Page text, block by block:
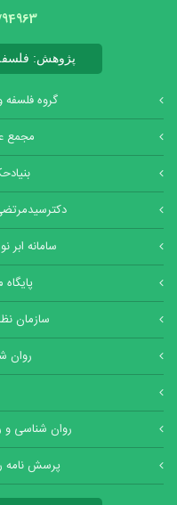
پژوهش:
گروه
مجمع
سامانه ابر
سازمان
روان
روان شناسی
پرسش نامه